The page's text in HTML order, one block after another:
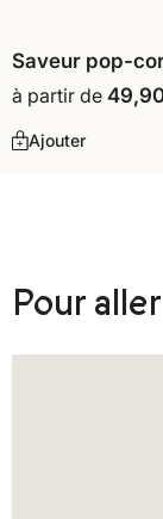
Saveur pop-
à partir de
Ajouter
Pour